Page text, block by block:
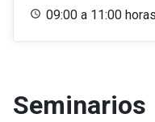
09:00 a 11:00 horas
Seminarios